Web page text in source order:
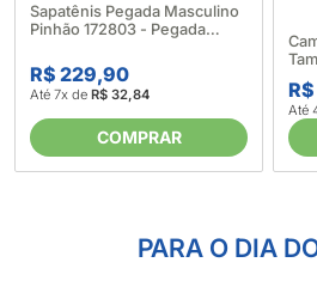
Sapatênis Pegada Masculino
Pinhão 172803 - Pegada
R$ 229,90
Até 7x de R$ 32,84
COMPRAR
Até
PARA O DIA